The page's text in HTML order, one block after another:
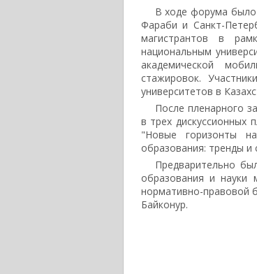
В ходе форума
Фараби и Санкт-
магистрантов в
национальным
академической
стажировок.
университетов в
После пленарного
в трех
"Новые горизонты
образования: тренды и
Предварительно
образования и
нормативно-правовой
Байконур.